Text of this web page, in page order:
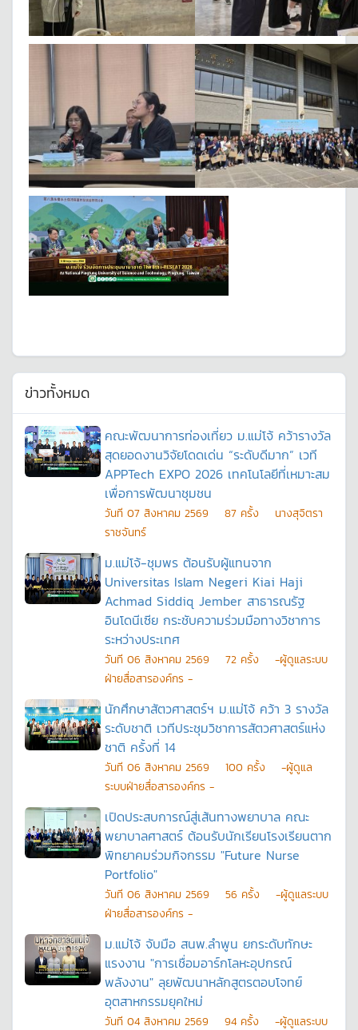
ข่าวทั้งหมด
คณะพัฒนาการท่องเที่ยว ม.แม่โจ้ คว้ารางวัล
สุดยอดงานวิจัยโดดเด่น “ระดับดีมาก” เวที
APPTech EXPO 2026 เทคโนโลยีที่เหมาะสม
เพื่อการพัฒนาชุมชน
วันที 07 สิงหาคม 2569 87 ครั้ง
นางสุจิตรา
ราชจันทร์
ม.แม่โจ้-ชุมพร ต้อนรับผู้แทนจาก
Universitas Islam Negeri Kiai Haji
Achmad Siddiq Jember สาธารณรัฐ
อินโดนีเซีย กระชับความร่วมมือทางวิชาการ
ระหว่างประเทศ
วันที 06 สิงหาคม 2569 72 ครั้ง
-ผู้ดูแลระบบ
ฝ่ายสื่อสารองค์กร -
นักศึกษาสัตวศาสตร์ฯ ม.แม่โจ้ คว้า 3 รางวัล
ระดับชาติ เวทีประชุมวิชาการสัตวศาสตร์แห่ง
ชาติ ครั้งที่ 14
วันที 06 สิงหาคม 2569 100 ครั้ง
-ผู้ดูแล
ระบบฝ่ายสื่อสารองค์กร -
เปิดประสบการณ์สู่เส้นทางพยาบาล คณะ
พยาบาลศาสตร์ ต้อนรับนักเรียนโรงเรียนตาก
พิทยาคมร่วมกิจกรรม "Future Nurse
Portfolio"
วันที 06 สิงหาคม 2569 56 ครั้ง
-ผู้ดูแลระบบ
ฝ่ายสื่อสารองค์กร -
ม.แม่โจ้ จับมือ สนพ.ลำพูน ยกระดับทักษะ
แรงงาน "การเชื่อมอาร์กโลหะอุปกรณ์
พลังงาน" ลุยพัฒนาหลักสูตรตอบโจทย์
อุตสาหกรรมยุคใหม่
วันที 04 สิงหาคม 2569 94 ครั้ง
-ผู้ดูแลระบบ